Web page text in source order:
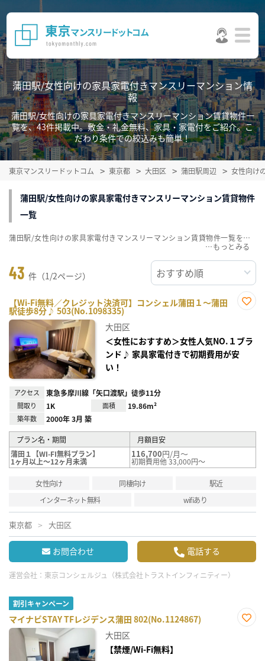
蒲田駅/女性向けの家具家電付きマンスリーマンション情
報
蒲田駅/女性向けの家具家電付きマンスリーマンション賃貸物件一
覧を、43件掲載中。敷金・礼金無料、家具・家電付をご紹介。こ
だわり条件での絞込みも簡単！
東京マンスリードットコム 東京都 大田区 蒲田駅周辺 女性向け
蒲田駅/女性向けの家具家電付きマンスリーマンション賃貸物件
一覧
43 件（1/2ページ）
【Wi-Fi無料／クレジット決済可】コンシェル蒲田１～蒲田
駅徒歩8分♪ 503(No.1098335)
録
大田区
＜女性におすすめ＞女性人気NO.１ブラ
ンド♪ 家具家電付きで初期費用が安
い！
アクセス 東急多摩川線「矢口渡駅」徒歩11分
間取り 1K 面積 19.86m²
築年数 2000年 3月 築
プラン名・期間
月額目安
蒲田１【WI-FI無料プラン】
1ヶ月以上～12ヶ月未満
116,700円/月～
初期費用他 33,000円～
女性向け 同棲向け
駅近
インターネット無料
wifiあり
東京都 大田区
お問合わせ 電話する
運営会社： 東京コンシェルジュ（株式会社トラストインフィニティー）
割引キャンペーン
マイナビSTAY TFレジデンス蒲田 802(No.1124867)
大田区
【禁煙/Wi-Fi無料】
蒲田駅/女性向けの家具家電付きマンスリーマンション賃貸物件一覧を、43件掲載中。敷金・礼金無料、家具・家電付をご紹介。こだわり条件での絞込みも簡単！
…